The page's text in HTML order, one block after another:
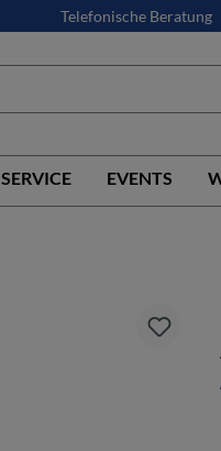
Telefonische Beratung
SERVICE EVENTS